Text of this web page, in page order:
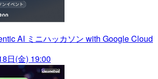
AI ミニハッカソン with Google Cloud
日(金) 19:00